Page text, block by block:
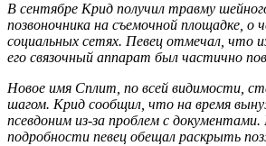
В сентябре Крид получил травму
позвоночника на съемочной площадке, о
социальных сетях. Певец отмечал, что
его связочный аппарат был частично
Новое имя Сплит, по всей видимости,
шагом. Крид сообщил, что на время
псевдоним из-за проблем с
подробности певец обещал раскрыть